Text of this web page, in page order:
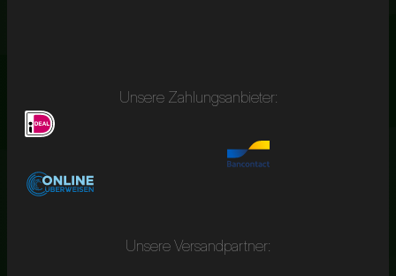
Unsere Zahlungsanbieter:
Unsere Versandpartner: